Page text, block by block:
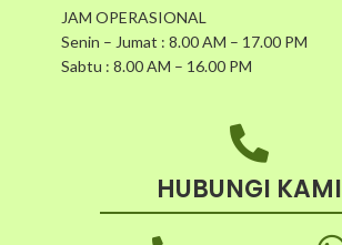
JAM OPERASIONAL
Senin – Jumat : 8.00 AM – 17.00 PM
Sabtu : 8.00 AM – 16.00 PM
HUBUNGI KAMI